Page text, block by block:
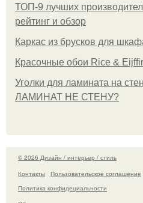
ТОП-9 лучших
рейтинг и обзор
Каркас из брусков для
Красочные обои Rice &
Уголки для ламината на
ЛАМИНАТ НЕ СТЕНУ?
© 2026 Дизайн / интерьер / стиль
Контакты
Пользовательское соглашение
Политика конфидециальности